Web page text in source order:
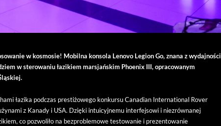
w kosmosie! Mobilna konsola Lenovo Legion Go, znana z wydajności
w sterowaniu łazikiem marsjańskim Phoenix III, opracowanym
łazika podczas prestiżowego konkursu Canadian International Rover
z Kanady i USA. Dzięki intuicyjnemu interfejsowi i niezrównanej
co pozwoliło na bezproblemowe testowanie i prezentowanie